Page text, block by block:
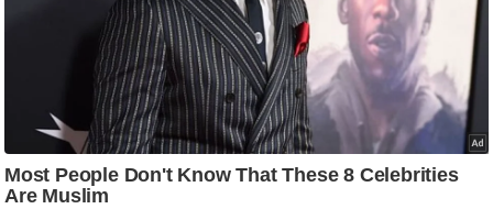
i
n